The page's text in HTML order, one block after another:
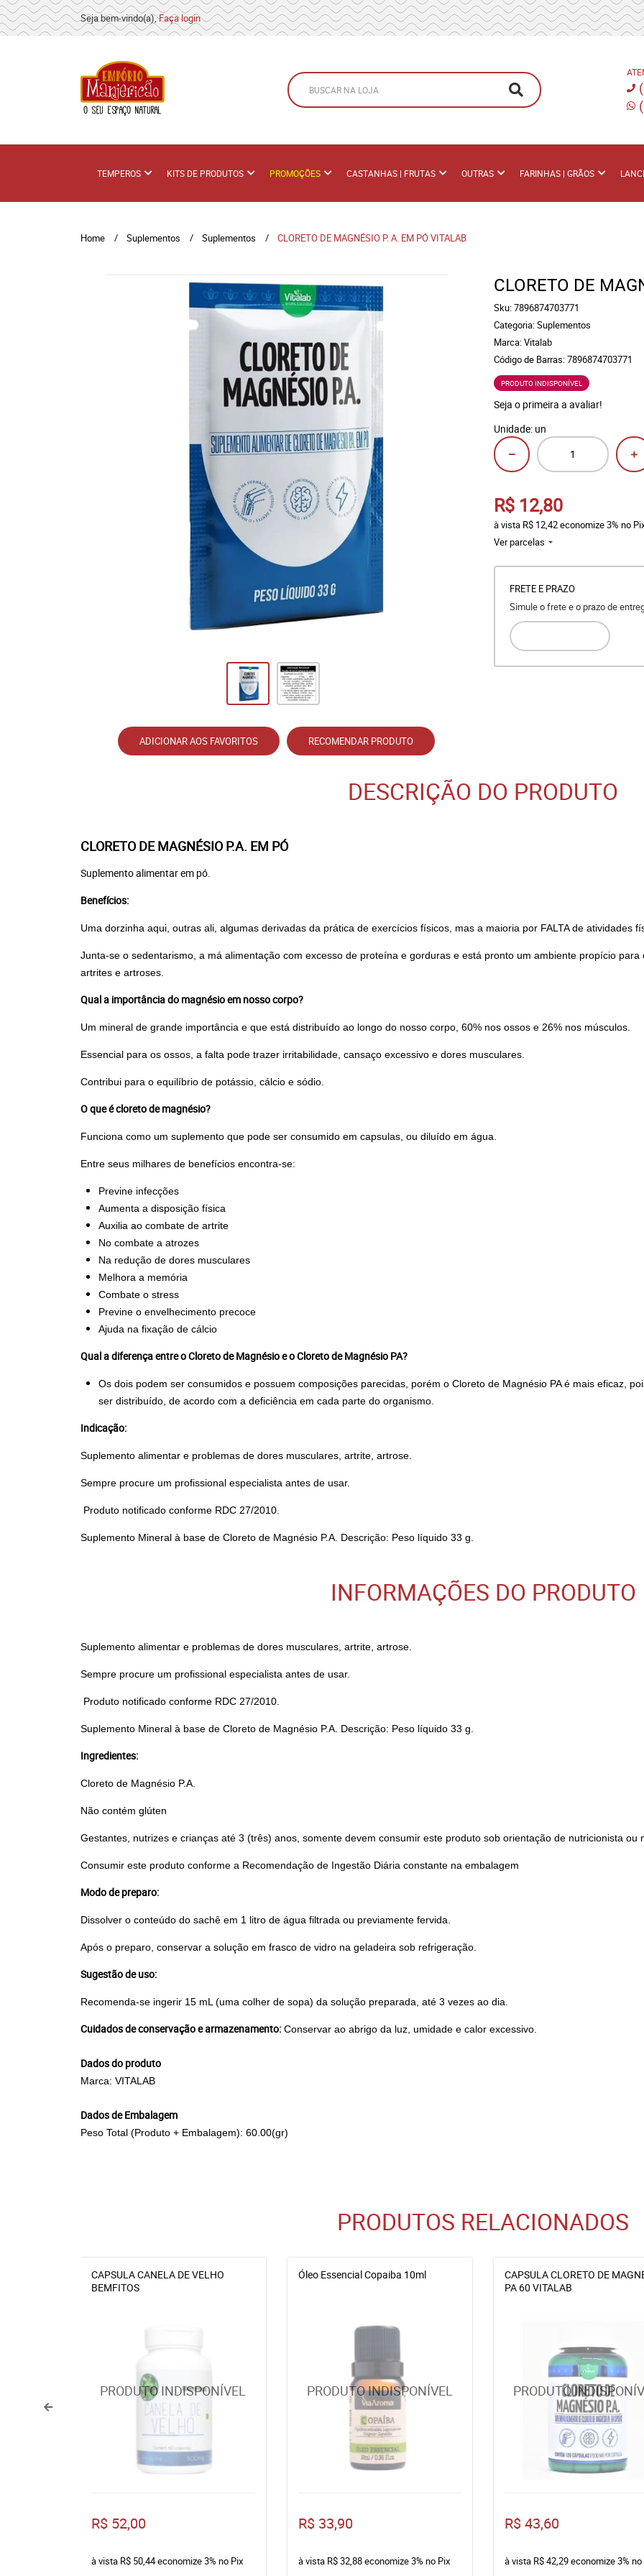
Seja bem-vindo(a),Faça login
TEMPEROS KITS DE PRODUTOS PROMOÇÕES CASTANHAS | FRUTAS OUTRAS FARINHAS | GRÃOS
Home Suplementos Suplementos CLORETO DE MAGNÉSIO P. A. EM PÓ VITALAB
ADICIONAR AOS FAVORITOS RECOMENDAR PRODUTO
CLORETO DE
Sku:7896874703771
Categoria:Suplementos
Marca:Vitalab
Código de Barras:7896874703771
PRODUTO INDISPONÍVEL
Seja o primeira a avaliar!
Unidade: un
R$ 12,80
à vista R$ 12,42economize3% no
Ver parcelas
FRETE E PRAZO
Simule o frete e o prazo de
DESCRIÇÃO DO PRODUTO
CLORETO DE MAGNÉSIO P.A. EM PÓ
Suplemento alimentar em pó.
Benefícios:
Uma dorzinha aqui, outras ali, algumas derivadas da prática de exercícios físicos, mas a maioria por FALTA de atividades
Junta-se o sedentarismo, a má alimentação com excesso de proteína e gorduras e está pronto um ambiente propício
artrites e artroses.
Qual a importância do magnésio em nosso corpo?
Um mineral de grande importância e que está distribuído ao longo do nosso corpo, 60% nos ossos e 26% nos músculos.
Essencial para os ossos, a falta pode trazer irritabilidade, cansaço excessivo e dores musculares.
Contribui para o equilíbrio de potássio, cálcio e sódio.
O que é cloreto de magnésio?
Funciona como um suplemento que pode ser consumido em capsulas, ou diluído em água.
Entre seus milhares de benefícios encontra-se:
Previne infecções
Aumenta a disposição física
Auxilia ao combate de artrite
No combate a atrozes
Na redução de dores musculares
Melhora a memória
Combate o stress
Previne o envelhecimento precoce
Ajuda na fixação de cálcio
Qual a diferença entre o Cloreto de Magnésio e o Cloreto de Magnésio PA?
Os dois podem ser consumidos e possuem composições parecidas, porém o Cloreto de Magnésio PA é mais eficaz,
ser distribuído, de acordo com a deficiência em cada parte do organismo.
Indicação:
Suplemento alimentar e problemas de dores musculares, artrite, artrose.
Sempre procure um profissional especialista antes de usar.
Produto notificado conforme RDC 27/2010.
Suplemento Mineral à base de Cloreto de Magnésio P.A. Descrição: Peso líquido 33 g.
INFORMAÇÕES DO PRODUTO
Suplemento alimentar e problemas de dores musculares, artrite, artrose.
Sempre procure um profissional especialista antes de usar.
Produto notificado conforme RDC 27/2010.
Suplemento Mineral à base de Cloreto de Magnésio P.A. Descrição: Peso líquido 33 g.
Ingredientes:
Cloreto de Magnésio P.A.
Não contém glúten
Gestantes, nutrizes e crianças até 3 (três) anos, somente devem consumir este produto sob orientação de nutricionista ou
Consumir este produto conforme a Recomendação de Ingestão Diária constante na embalagem
Modo de preparo:
Dissolver o conteúdo do sachê em 1 litro de água filtrada ou previamente fervida.
Após o preparo, conservar a solução em frasco de vidro na geladeira sob refrigeração.
Sugestão de uso:
Recomenda-se ingerir 15 mL (uma colher de sopa) da solução preparada, até 3 vezes ao dia.
Cuidados de conservação e armazenamento: Conservar ao abrigo da luz, umidade e calor excessivo.
Dados do produto
Marca: VITALAB
Dados de Embalagem
Peso Total (Produto + Embalagem): 60.00(gr)
PRODUTOS RELACIONADOS
CAPSULA CANELA DE VELHO
BEMFITOS
R$ 52,00
à vista R$ 50,44economize3% no Pix
Óleo Essencial Copaiba 10ml
R$ 33,90
à vista R$ 32,88economize3% no Pix
CAPSULA CLORETO DE
PA 60 VITALAB
R$ 43,60
à vista R$ 42,29economize3% no